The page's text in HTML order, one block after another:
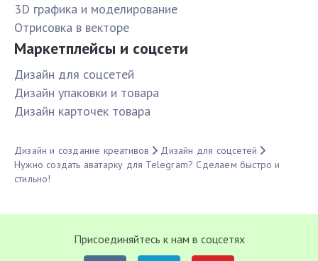
3D графика и моделирование
Отрисовка в векторе
Маркетплейсы и соцсети
Дизайн для соцсетей
Дизайн упаковки и товара
Дизайн карточек товара
Дизайн и создание креативов
Дизайн для соцсетей
Нужно создать аватарку для Telegram? Сделаем быстро и
стильно!
Присоединяйтесь к нам в соцсетях